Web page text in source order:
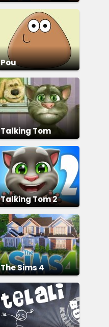
Pou
Talking Tom
Talking Tom 2
The Sims 4